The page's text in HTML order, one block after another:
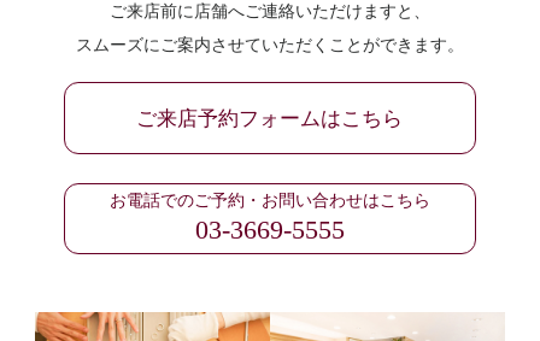
ご来店前に店舗へご連絡いただけますと、
スムーズにご案内させていただくことができます。
ご来店予約フォームはこちら
お電話でのご予約・お問い合わせはこちら
03-3669-5555